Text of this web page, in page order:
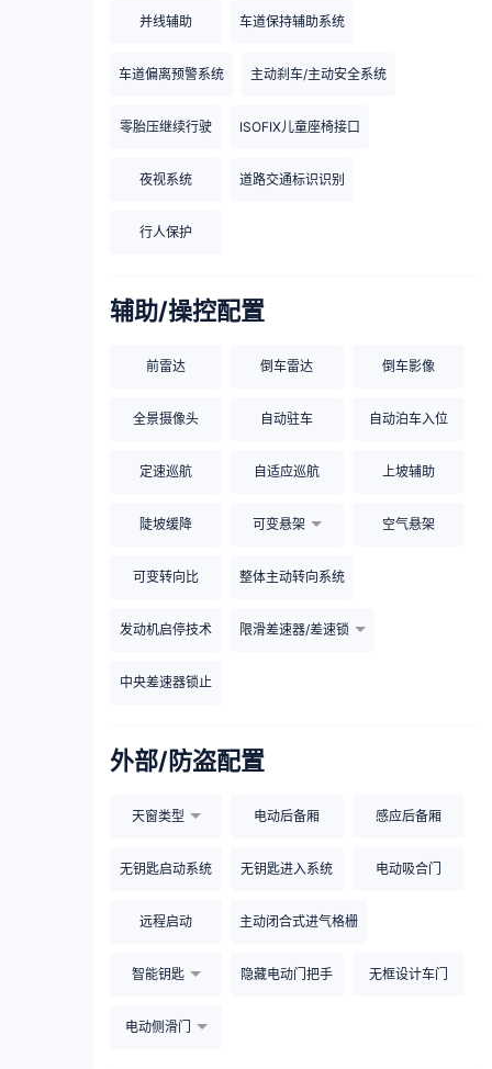
并线辅助 车道保持辅助系统
车道偏离预警系统 主动刹车/主动安全系统
零胎压继续行驶 ISOFIX儿童座椅接口
夜视系统 道路交通标识识别
行人保护
辅助/操控配置
前雷达 倒车雷达 倒车影像
全景摄像头 自动驻车 自动泊车入位
定速巡航 自适应巡航 上坡辅助
陡坡缓降 可变悬架 空气悬架
可变转向比 整体主动转向系统
发动机启停技术 限滑差速器/差速锁
中央差速器锁止
外部/防盗配置
天窗类型 电动后备厢 感应后备厢
无钥匙启动系统 无钥匙进入系统 电动吸合门
远程启动 主动闭合式进气格栅
智能钥匙 隐藏电动门把手 无框设计车门
电动侧滑门